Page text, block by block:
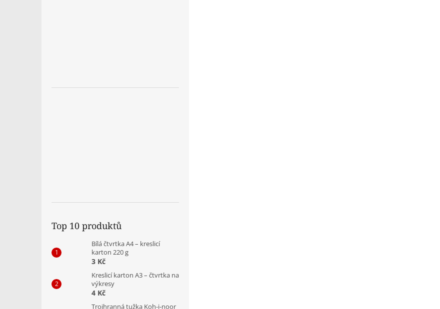
Top 10 produktů
Bílá čtvrtka A4 – kreslicí
karton 220 g
3 Kč
Kreslicí karton A3 – čtvrtka na
výkresy
4 Kč
Trojhranná tužka Koh-i-noor